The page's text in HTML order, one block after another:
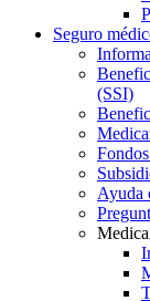
Seguro
(SSI)
Ayuda